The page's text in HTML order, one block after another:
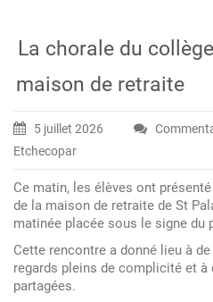
La chorale du
maison de retraite
5 juillet 2026
Etchecopar
Ce matin, les élèves ont
de la maison de retraite de St
matinée placée sous le signe du
Cette rencontre a donné lieu à
regards pleins de complicité et
partagées.